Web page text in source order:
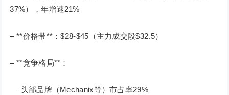
37%），年增速21%
– **价格带**：$28-$45（主力成交段$32.5）
– **竞争格局**：
– 头部品牌（Mechanix等）市占率29%